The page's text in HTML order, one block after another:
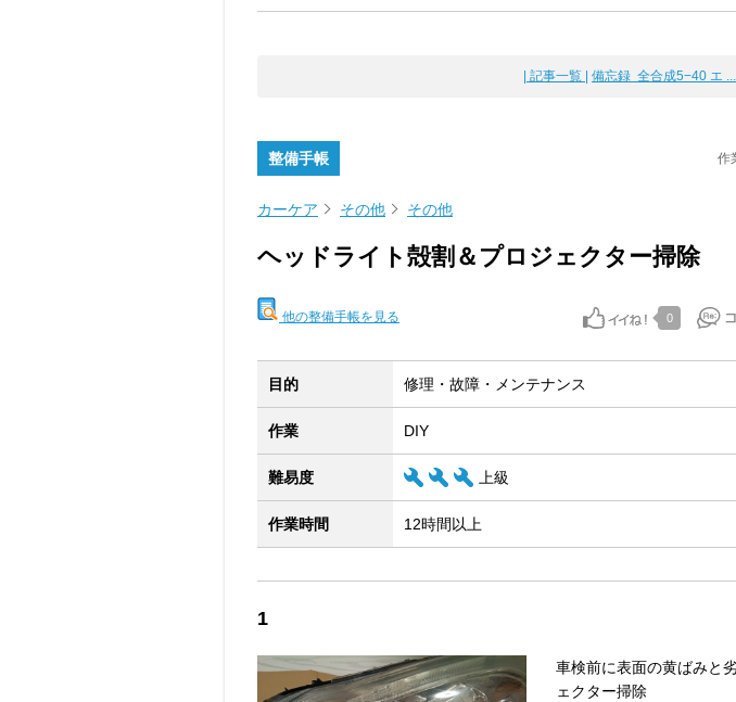
| 記事一覧 | 備忘録 全合成5−40 エ
整備手帳 作
カーケア その他 その他
ヘッドライト殻割＆プロジェクター掃除
他の整備手帳を見る 0
目的 修理・故障・メンテナンス
作業 DIY
難易度 上級
作業時間 12時間以上
1
車検前に表面の黄ばみと
ェクター掃除